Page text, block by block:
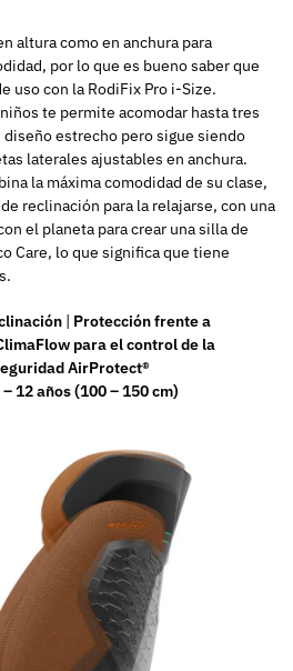
altura como en anchura para
por lo que es bueno saber que
uso con la RodiFix Pro i-Size.
te permite acomodar hasta tres
estrecho pero sigue siendo
laterales ajustables en anchura.
la máxima comodidad de su clase,
reclinación para la relajarse, con una
el planeta para crear una silla de
Care, lo que significa que tiene
| Protección frente a
para el control de la
AirProtect®
12 años (100 – 150 cm)